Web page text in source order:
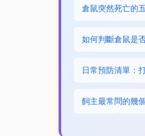
倉鼠突然死亡的
如何判斷倉鼠是
日常預防清單：
飼主最常問的幾